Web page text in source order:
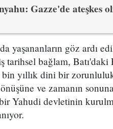
Gazze'de ateşkes
yaşananların göz ardı
tarihsel bağlam, Batı'daki
yıllık dini bir
ve zamanın
Yahudi devletinin